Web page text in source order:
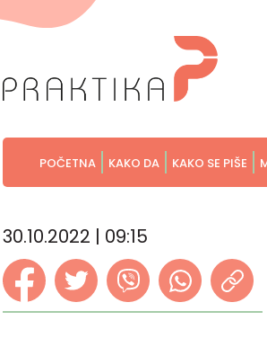
POČETNA KAKO DA KAKO SE PIŠE
30.10.2022 | 09:15